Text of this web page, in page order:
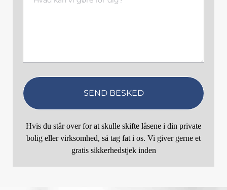
Hvis du står over for at skulle skifte låsene i din private
bolig eller virksomhed, så tag fat i os. Vi giver gerne et
gratis sikkerhedstjek inden